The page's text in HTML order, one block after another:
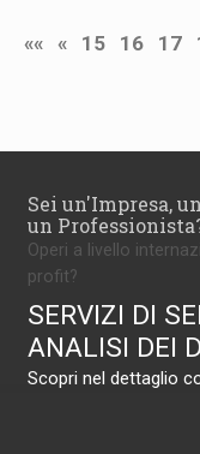
«« « 15 16 17
Sei un'Impresa,
un
Operi a livello
profit?
SERVIZI DI
ANALISI DEI
Scopri nel dettaglio